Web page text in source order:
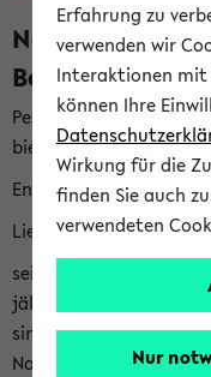
Per E-Mail eingestellt
bielefeld.de an den
English version below
Liebe Studierende,
seit 2023 verleiht das
jährlich den
sind herzlich
Nachhaltigkeitsbüro zu
Erfahrung zu
verwenden wir
Interaktionen mit
können Ihre
Wirkung für die
finden Sie auch
verwendeten
Nur